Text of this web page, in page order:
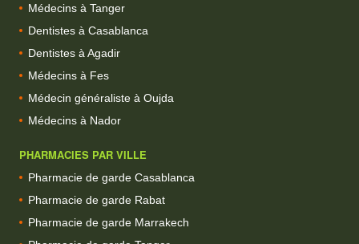
Médecins à Tanger
Dentistes à Casablanca
Dentistes à Agadir
Médecins à Fes
Médecin généraliste à Oujda
Médecins à Nador
PHARMACIES PAR VILLE
Pharmacie de garde Casablanca
Pharmacie de garde Rabat
Pharmacie de garde Marrakech